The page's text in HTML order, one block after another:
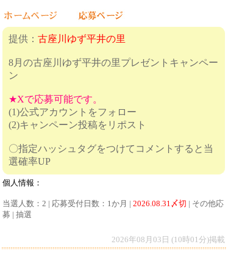
提供： 古座川ゆず平井の里
8月の古座川ゆず平井の里プレゼントキャンペー
ン
★Xで応募可能です。
(1)公式アカウントをフォロー
(2)キャンペーン投稿をリポスト
〇指定ハッシュタグをつけてコメントすると当
選確率UP
個人情報：
当選人数：2 | 応募受付日数：1か月 | 2026.08.31〆切 | その他応
募 | 抽選
2026年08月03日 (10時01分)掲載